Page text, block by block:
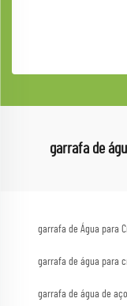
garrafa de
garrafa de Água para
garrafa de água para
garrafa de água de